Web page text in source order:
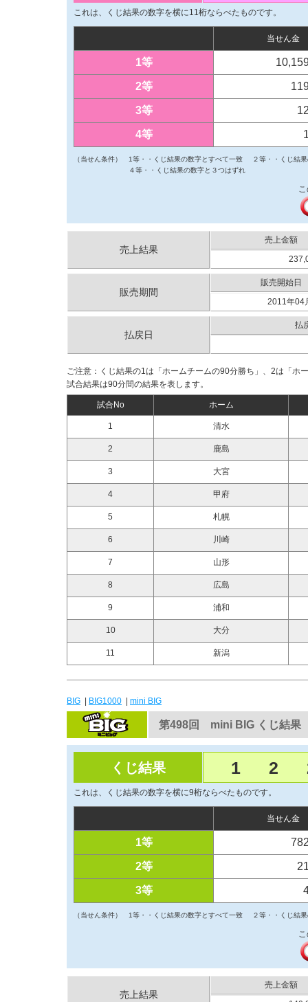
これは、くじ結果の数字を横に11桁ならべたものです。
当せん金
1等
2等
3等
4等
（当せん条件） 1等・・くじ結果の数字とすべて一致
２等・・くじ結
４等・・くじ結果の数字と３つはずれ
売上結果
売上金額
販売期間
販売開始日
2011年04
払戻日
払
ご注意：くじ結果の1は「ホームチームの90分勝ち」、2は「ホ
試合結果は90分間の結果を表します。
試合No ホーム
1 清水
2 鹿島
3 大宮
4 甲府
5 札幌
6 川崎
7 山形
8 広島
9 浦和
10 大分
11 新潟
BIG BIG1000 mini BIG
第498回 mini BIG くじ結果
くじ結果 1 2
これは、くじ結果の数字を横に9桁ならべたものです。
当せん金
1等
2等
3等
（当せん条件） 1等・・くじ結果の数字とすべて一致 ２等・・くじ結
売上結果
売上金額